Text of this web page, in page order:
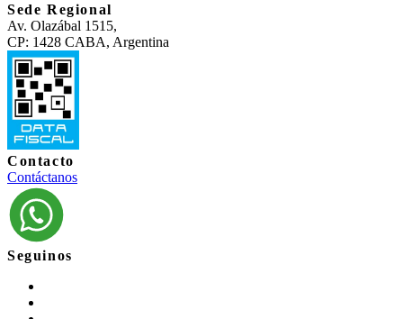
Sede Regional
Av. Olazábal 1515,
CP: 1428 CABA, Argentina
Contacto
Contáctanos
Seguinos